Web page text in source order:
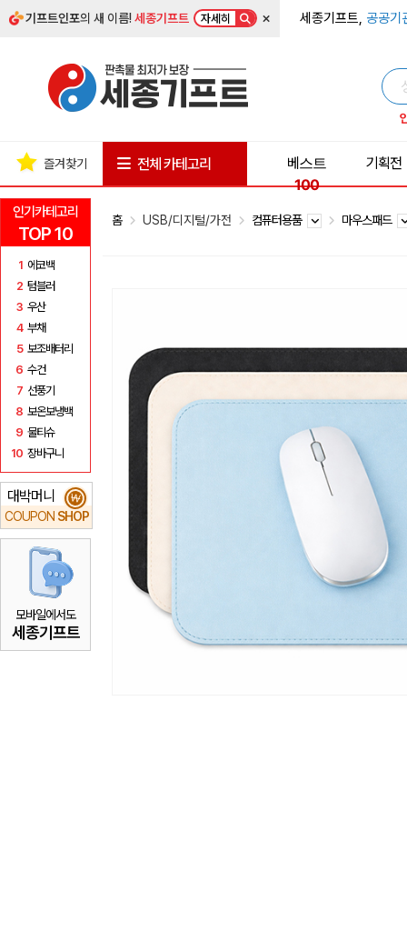
기프트인포의 새 이름!세종기프트 자세히 × 세종기프트, 공공기
인기카테고리
TOP 10
1 에코백
2 텀블러
3 우산
4 부채
5 보조배터리
6 수건
7 선풍기
8 보온보냉백
9 물티슈
10 장바구니
대박머니
COUPON SHOP
₩
모바일에서도
세종기프트
즐겨찾기 전체 카테고리
베스트
100
기획전
홈 USB/디지털/가전 컴퓨터용품 마우스패드